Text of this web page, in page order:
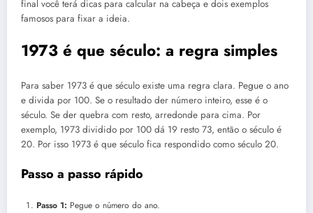
final você terá dicas para calcular na cabeça e dois exemplos
famosos para fixar a ideia.
1973 é que século: a regra simples
Para saber 1973 é que século existe uma regra clara. Pegue o ano
e divida por 100. Se o resultado der número inteiro, esse é o
século. Se der quebra com resto, arredonde para cima. Por
exemplo, 1973 dividido por 100 dá 19 resto 73, então o século é
20. Por isso 1973 é que século fica respondido como século 20.
Passo a passo rápido
Passo 1: Pegue o número do ano.